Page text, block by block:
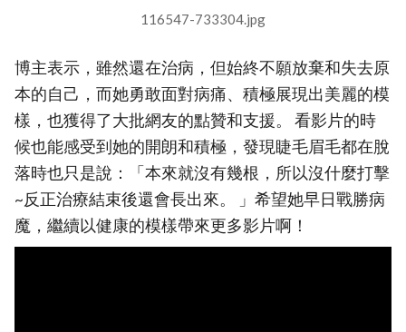
116547-733304.jpg
博主表示，雖然還在治病，但始終不願放棄和失去原
本的自己，而她勇敢面對病痛、積極展現出美麗的模
樣，也獲得了大批網友的點贊和支援。 看影片的時
候也能感受到她的開朗和積極，發現睫毛眉毛都在脫
落時也只是說：「本來就沒有幾根，所以沒什麼打擊
~反正治療結束後還會長出來。 」希望她早日戰勝病
魔，繼續以健康的模樣帶來更多影片啊！